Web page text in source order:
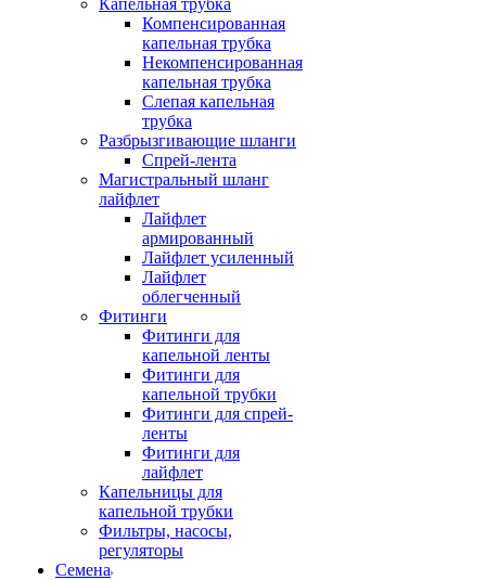
Капельная трубка
Компенсированная
капельная трубка
Некомпенсированная
капельная трубка
Слепая капельная
трубка
Разбрызгивающие шланги
Спрей-лента
Магистральный шланг
лайфлет
Лайфлет
армированный
Лайфлет усиленный
Лайфлет
облегченный
Фитинги
Фитинги для
капельной ленты
Фитинги для
капельной трубки
Фитинги для спрей-
ленты
Фитинги для
лайфлет
Капельницы для
капельной трубки
Фильтры, насосы,
регуляторы
Семена